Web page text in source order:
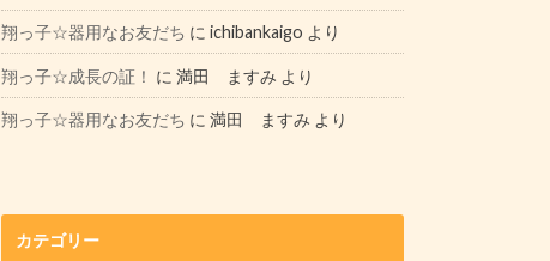
翔っ子☆器用なお友だち に ichibankaigo より
翔っ子☆成長の証！ に 満田 ますみ より
翔っ子☆器用なお友だち に 満田 ますみ より
カテゴリー